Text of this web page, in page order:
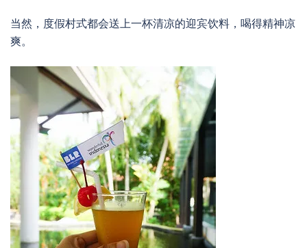
当然，度假村式都会送上一杯清凉的迎宾饮料，喝得精神凉
爽。